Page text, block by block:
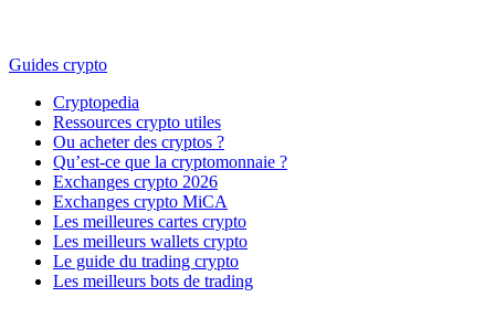
Guides crypto
Cryptopedia
Ressources crypto utiles
Ou acheter des cryptos ?
Qu’est-ce que la cryptomonnaie ?
Exchanges crypto 2026
Exchanges crypto MiCA
Les meilleures cartes crypto
Les meilleurs wallets crypto
Le guide du trading crypto
Les meilleurs bots de trading